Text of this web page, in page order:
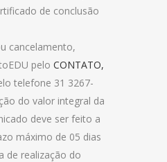
de conclusão
cancelamento,
pelo CONTATO,
telefone 31 3267-
do valor integral da
deve ser feito a
máximo de 05 dias
de realização do